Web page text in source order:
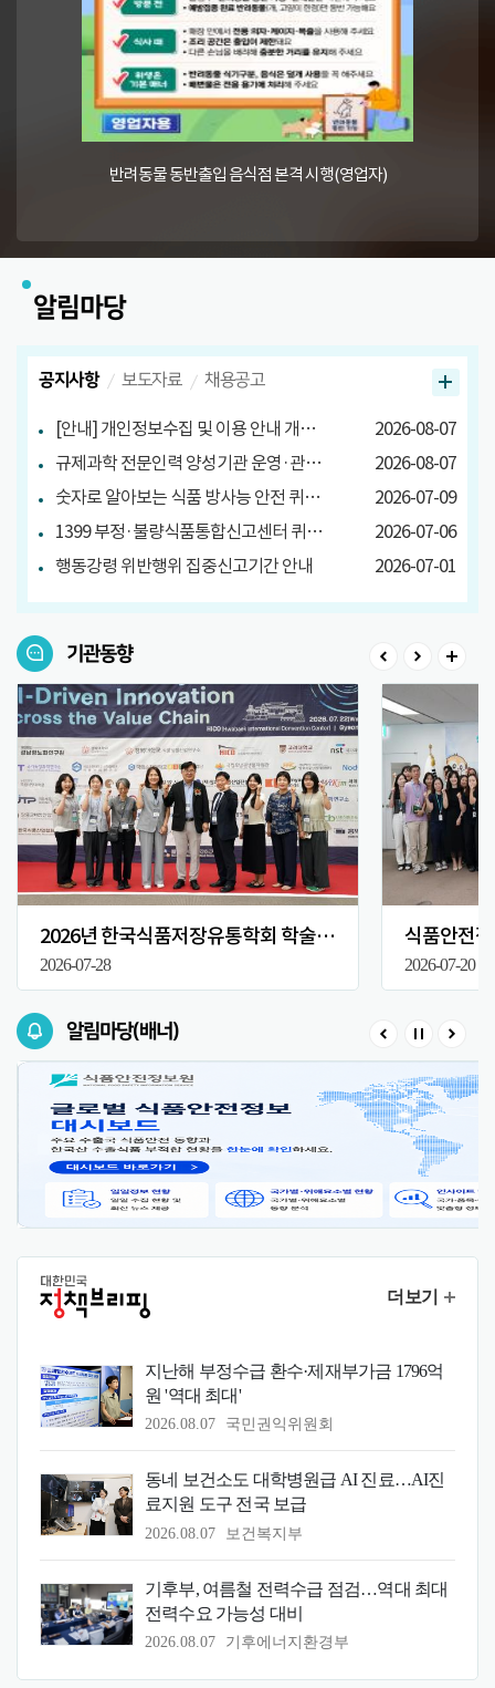
반려동물 동반출입 음식점 본격 시행(영업자)
알림마당
공지사항
[안내] 개인정보수집 및 이용 안내 개정 안내
2026-08-07
규제과학 전문인력 양성기관 운영·관리방안 마련 연구 관련 설문조사
2026-08-07
숫자로 알아보는 식품 방사능 안전 퀴즈 당첨자 발표
2026-07-09
1399 부정·불량식품통합신고센터 퀴즈 이벤트 당첨자 발표
2026-07-06
행동강령 위반행위 집중신고기간 안내
2026-07-01
보도자료 채용공고
기관동향
2026년 한국식품저장유통학회 학술대회
2026-07-28
식품안전
2026-07-20
알림마당(배너)